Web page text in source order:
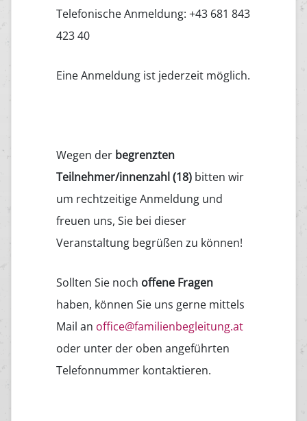
Telefonische Anmeldung: +43 681 843
423 40
Eine Anmeldung ist jederzeit möglich.
Wegen der begrenzten
Teilnehmer/innenzahl (18) bitten wir
um rechtzeitige Anmeldung und
freuen uns, Sie bei dieser
Veranstaltung begrüßen zu können!
Sollten Sie noch offene Fragen
haben, können Sie uns gerne mittels
Mail an office@familienbegleitung.at
oder unter der oben angeführten
Telefonnummer kontaktieren.